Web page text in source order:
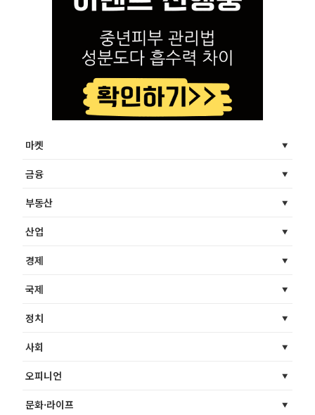
마켓
금융
부동산
산업
경제
국제
정치
사회
오피니언
문화·라이프